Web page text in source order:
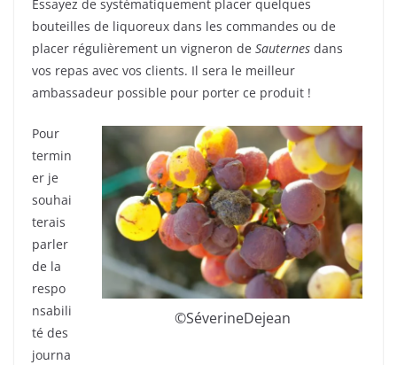
Essayez de systématiquement placer quelques
bouteilles de liquoreux dans les commandes ou de
placer régulièrement un vigneron de Sauternes dans
vos repas avec vos clients. Il sera le meilleur
ambassadeur possible pour porter ce produit !
©SéverineDejean
Pour
termin
er je
souhai
terais
parler
de la
respo
nsabili
té des
journa